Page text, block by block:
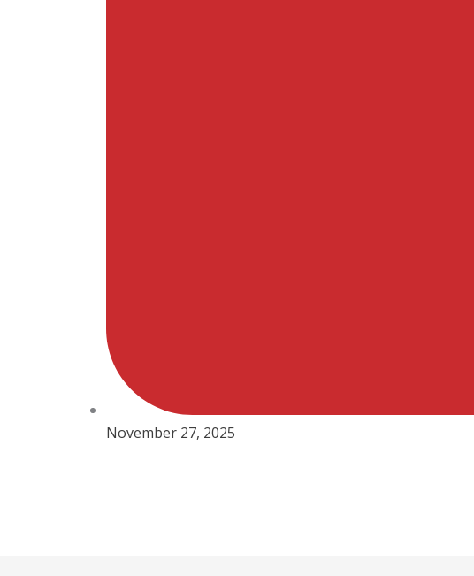
November 27, 2025